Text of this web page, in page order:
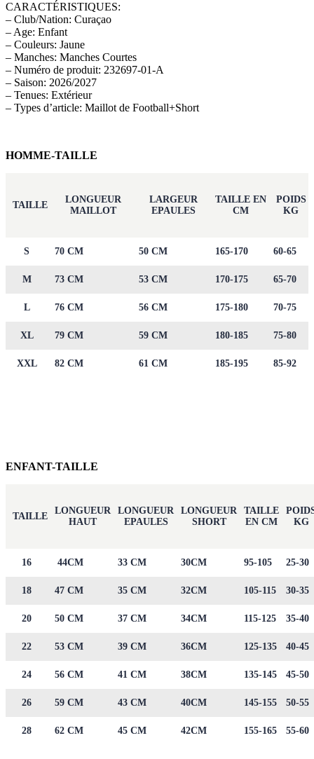
CARACTÉRISTIQUES:
– Club/Nation: Curaçao
– Age: Enfant
– Couleurs: Jaune
– Manches: Manches Courtes
– Numéro de produit: 232697-01-A
– Saison: 2026/2027
– Tenues: Extérieur
– Types d’article: Maillot de Football+Short
HOMME-TAILLE
TAILLE
LONGUEUR
MAILLOT
LARGEUR
EPAULES
TAILLE EN
CM
POIDS
KG
S 70 CM 50 CM 165-170 60-65
M 73 CM 53 CM 170-175 65-70
L 76 CM 56 CM 175-180 70-75
XL 79 CM 59 CM 180-185 75-80
XXL 82 CM 61 CM 185-195 85-92
ENFANT-TAILLE
TAILLE
LONGUEUR
HAUT
LONGUEUR
EPAULES
LONGUEUR
SHORT
TAILLE
EN CM
KG
16 44CM 33 CM 30CM 95-105 25-30
18 47 CM 35 CM 32CM 105-115 30-35
20 50 CM 37 CM 34CM 115-125 35-40
22 53 CM 39 CM 36CM 125-135 40-45
24 56 CM 41 CM 38CM 135-145 45-50
26 59 CM 43 CM 40CM 145-155 50-55
28 62 CM 45 CM 42CM 155-165 55-60